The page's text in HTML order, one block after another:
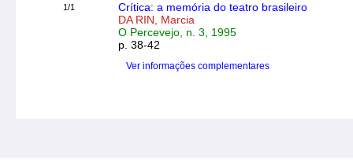
1/1
Crítica: a memória do teatro brasileiro
DA RIN, Marcia
O Percevejo, n. 3, 1995
p. 38-42
Ver informações complementares